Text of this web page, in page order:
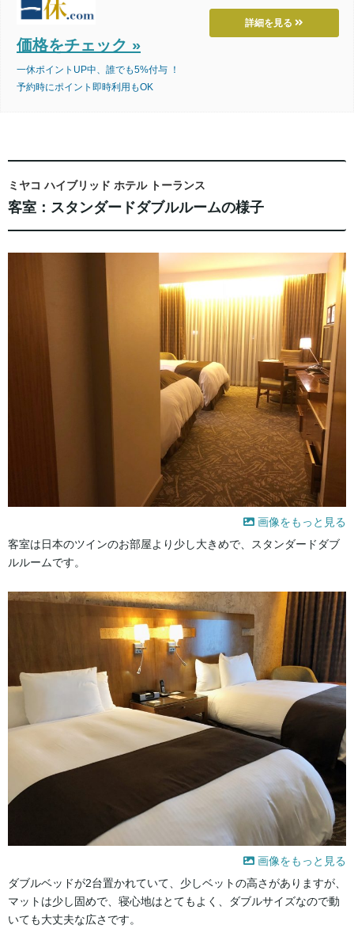
詳細を見る
価格をチェック »
一休ポイントUP中、誰でも5%付与 ！
予約時にポイント即時利用もOK
ミヤコ ハイブリッド ホテル トーランス
客室：スタンダードダブルルームの様子
画像をもっと見る
客室は日本のツインのお部屋より少し大きめで、スタンダードダブ
ルルームです。
画像をもっと見る
ダブルベッドが2台置かれていて、少しベットの高さがありますが、
マットは少し固めで、寝心地はとてもよく、ダブルサイズなので動
いても大丈夫な広さです。